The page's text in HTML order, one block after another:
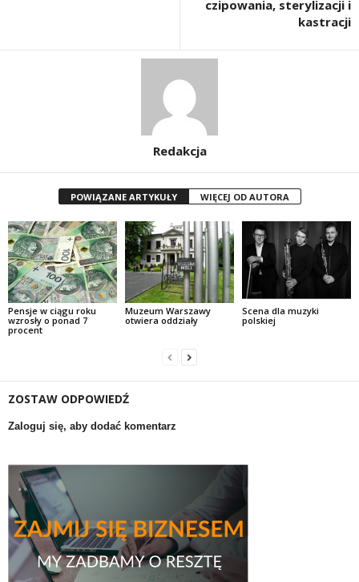
czipowania, sterylizacji i
kastracji
Redakcja
POWIĄZANE ARTYKUŁY WIĘCEJ OD AUTORA
Pensje w ciągu roku
wzrosły o ponad 7
procent
Muzeum Warszawy
otwiera oddziały
Scena dla muzyki
polskiej
ZOSTAW ODPOWIEDŹ
Zaloguj się, aby dodać komentarz